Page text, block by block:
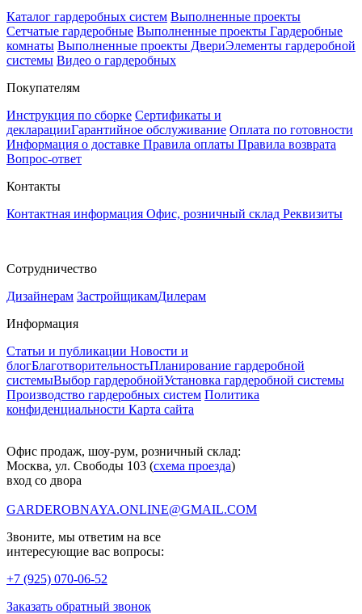
Каталог гардеробных систем Выполненные проекты
Сетчатые гардеробные Выполненные проекты Гардеробные
комнаты Выполненные проекты ДвериЭлементы гардеробной
системы Видео о гардеробных
Покупателям
Инструкция по сборке Сертификаты и
декларацииГарантийное обслуживание Оплата по готовности
Информация о доставке Правила оплаты Правила возврата
Вопрос-ответ
Контакты
Контактная информация Офис, розничный склад Реквизиты
Сотрудничество
Дизайнерам ЗастройщикамДилерам
Информация
Статьи и публикации Новости и
блогБлаготворительностьПланирование гардеробной
системыВыбор гардеробнойУстановка гардеробной системы
Производство гардеробных систем Политика
конфиденциальности Карта сайта
Офис продаж, шоу-рум, розничный склад:
Москва, ул. Свободы 103 (схема проезда)
вход со двора
GARDEROBNAYA.ONLINE@GMAIL.COM
Звоните, мы ответим на все
интересующие вас вопросы:
+7 (925) 070-06-52
Заказать обратный звонок